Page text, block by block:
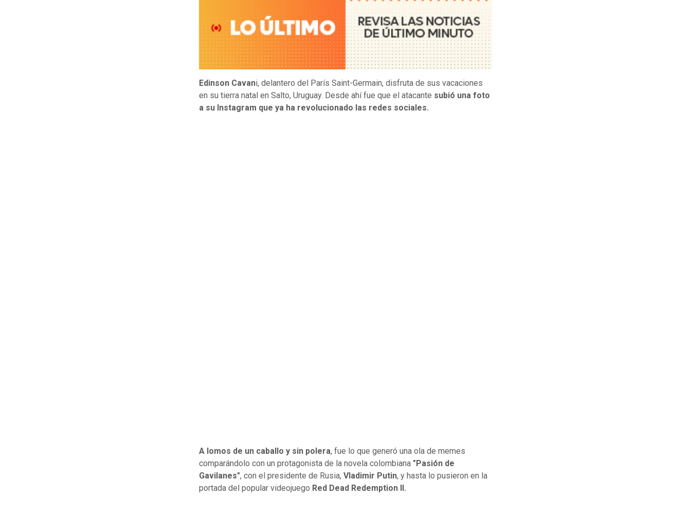
Edinson Cavani, delantero del París Saint-Germain, disfruta de sus vacaciones
en su tierra natal en Salto, Uruguay. Desde ahí fue que el atacante subió una foto
a su Instagram que ya ha revolucionado las redes sociales.
A lomos de un caballo y sin polera, fue lo que generó una ola de memes
comparándolo con un protagonista de la novela colombiana "Pasión de
Gavilanes", con el presidente de Rusia, Vladimir Putin, y hasta lo pusieron en la
portada del popular videojuego Red Dead Redemption II.